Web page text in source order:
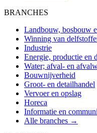
BRANCHES
Landbouw, bosbouw
Winning van
Industrie
Energie, productie en
Water; afval- en
Bouwnijverheid
Groot- en detailhandel
Vervoer en opslag
Horeca
Informatie en
Alle branches →